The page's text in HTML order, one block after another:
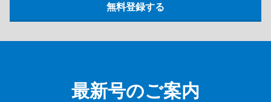
最新号のご案内